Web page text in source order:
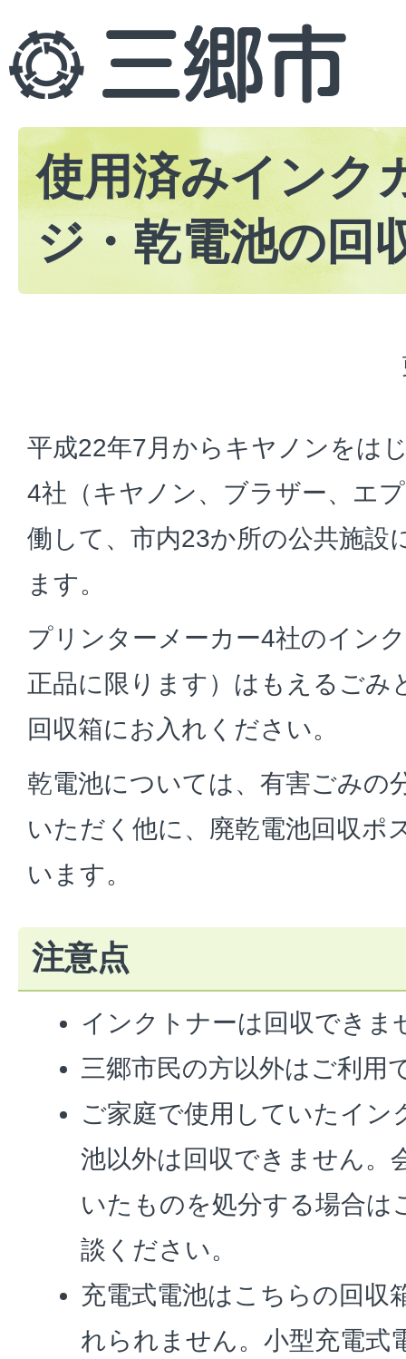
使用済みインク
ジ・乾電池の回
平成22年7月からキヤノンをは
4社（キヤノン、ブラザー、エ
働して、市内23か所の公共施設
ます。
プリンターメーカー4社のイン
正品に限ります）はもえるごみ
回収箱にお入れください。
乾電池については、有害ごみの
いただく他に、廃乾電池回収ポ
います。
注意点
インクトナーは回収できま
三郷市民の方以外はご利用
ご家庭で使用していたイン
池以外は回収できません。
いたものを処分する場合は
談ください。
充電式電池はこちらの回収
れられません。小型充電式